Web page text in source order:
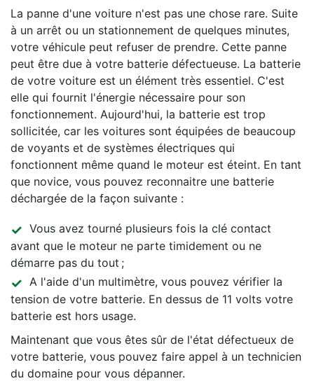
La panne d'une voiture n'est pas une chose rare. Suite
à un arrêt ou un stationnement de quelques minutes,
votre véhicule peut refuser de prendre. Cette panne
peut être due à votre batterie défectueuse. La batterie
de votre voiture est un élément très essentiel. C'est
elle qui fournit l'énergie nécessaire pour son
fonctionnement. Aujourd'hui, la batterie est trop
sollicitée, car les voitures sont équipées de beaucoup
de voyants et de systèmes électriques qui
fonctionnent même quand le moteur est éteint. En tant
que novice, vous pouvez reconnaitre une batterie
déchargée de la façon suivante :
Vous avez tourné plusieurs fois la clé contact
avant que le moteur ne parte timidement ou ne
démarre pas du tout ;
A l'aide d'un multimètre, vous pouvez vérifier la
tension de votre batterie. En dessus de 11 volts votre
batterie est hors usage.
Maintenant que vous êtes sûr de l'état défectueux de
votre batterie, vous pouvez faire appel à un technicien
du domaine pour vous dépanner.